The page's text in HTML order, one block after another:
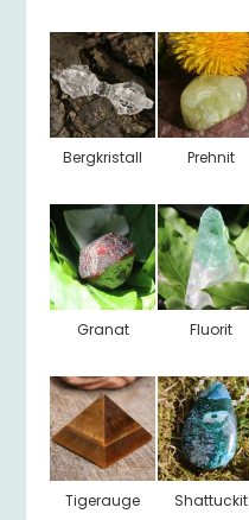
Bergkristall Prehnit
Granat Fluorit
Tigerauge Shattuckit